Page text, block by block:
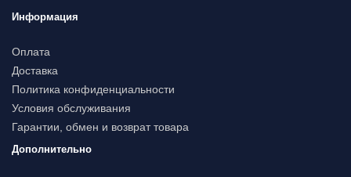
Информация
Оплата
Доставка
Политика конфиденциальности
Условия обслуживания
Гарантии, обмен и возврат товара
Дополнительно